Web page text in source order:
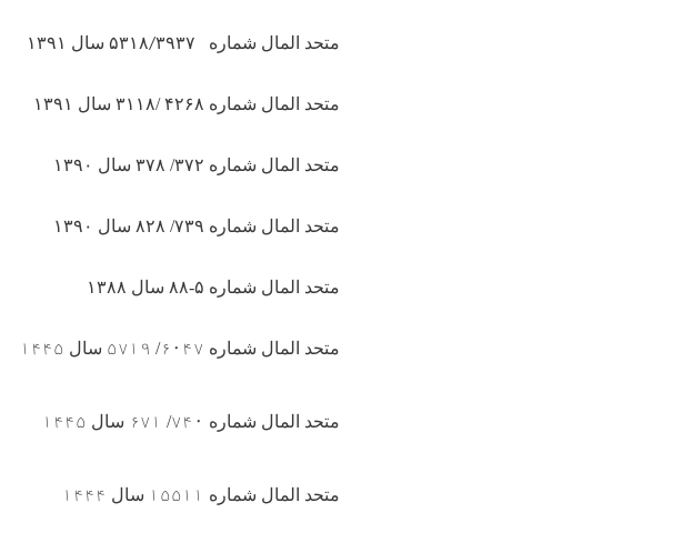
متحد المال شماره ۵۳۱۸/۳۹۳۷ سال ۱۳۹۱
متحد المال شماره ۴۲۶۸ /۳۱۱۸ سال ۱۳۹۱
متحد المال شماره ۳۷۲/ ۳۷۸ سال ۱۳۹۰
متحد المال شماره ۷۳۹/ ۸۲۸ سال ۱۳۹۰
متحد المال شماره ۵-۸۸ سال ۱۳۸۸
متحد المال شماره ۶۰۴۷/ سال ۱۴۴۵
متحد المال شماره ۷۴۰/ سال ۱۴۴۵
متحد المال شماره ۱۵۵۱۱ سال ۱۴۴۴